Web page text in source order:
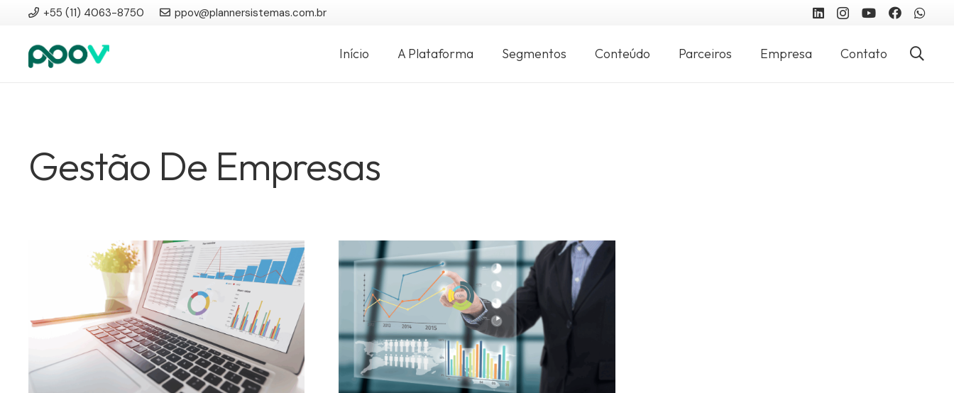
+55 (11) 4063-8750 ppov@plannersistemas.com.br
Início A Plataforma Segmentos Conteúdo Parceiros Empresa Contato
Gestão De Empresas